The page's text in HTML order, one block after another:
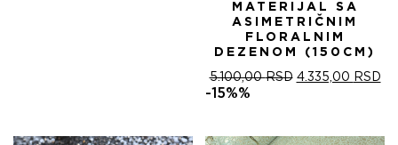
MATERIJAL SA
ASIMETRIČNIM
FLORALNIM
DEZENOM (150CM)
5.100,00RSD ОРИГИНАЛНА
5.100,00 RSD.
4.335,00 RSD
-15%%